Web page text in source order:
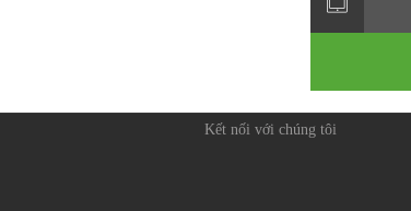
Kết nối với chúng tôi